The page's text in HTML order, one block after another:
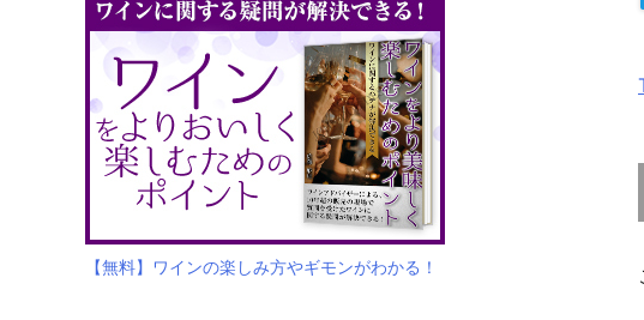
【無料】ワインの楽しみ方やギモンがわかる！